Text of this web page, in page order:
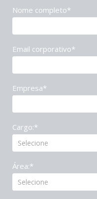
Nome completo*
Email corporativo*
Empresa*
Cargo:*
Área:*